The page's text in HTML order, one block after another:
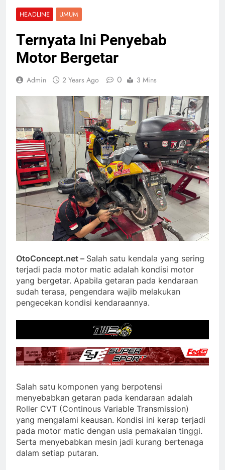
HEADLINE UMUM
Ternyata Ini Penyebab
Motor Bergetar
Admin 2 Years Ago 0 3 Mins
OtoConcept.net – Salah satu kendala yang sering
terjadi pada motor matic adalah kondisi motor
yang bergetar. Apabila getaran pada kendaraan
sudah terasa, pengendara wajib melakukan
pengecekan kondisi kendaraannya.
Salah satu komponen yang berpotensi
menyebabkan getaran pada kendaraan adalah
Roller CVT (Continous Variable Transmission)
yang mengalami keausan. Kondisi ini kerap terjadi
pada motor matic dengan usia pemakaian tinggi.
Serta menyebabkan mesin jadi kurang bertenaga
dalam setiap putaran.